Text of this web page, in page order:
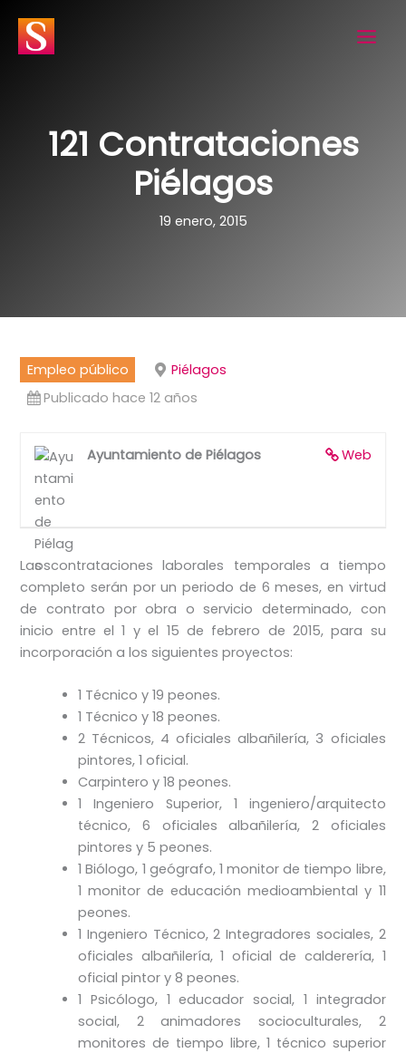
contenido
121 Contrataciones
Piélagos
19 enero, 2015
Empleo público
Piélagos
Publicado hace 12 años
Web
Ayuntamiento de Piélagos
Las contrataciones laborales temporales a tiempo
completo serán por un periodo de 6 meses, en virtud
de contrato por obra o servicio determinado, con
inicio entre el 1 y el 15 de febrero de 2015, para su
incorporación a los siguientes proyectos:
1 Técnico y 19 peones.
1 Técnico y 18 peones.
2 Técnicos, 4 oficiales albañilería, 3 oficiales
pintores, 1 oficial.
Carpintero y 18 peones.
1 Ingeniero Superior, 1 ingeniero/arquitecto
técnico, 6 oficiales albañilería, 2 oficiales
pintores y 5 peones.
1 Biólogo, 1 geógrafo, 1 monitor de tiempo libre,
1 monitor de educación medioambiental y 11
peones.
1 Ingeniero Técnico, 2 Integradores sociales, 2
oficiales albañilería, 1 oficial de calderería, 1
oficial pintor y 8 peones.
1 Psicólogo, 1 educador social, 1 integrador
social, 2 animadores socioculturales, 2
monitores de tiempo libre, 1 técnico superior